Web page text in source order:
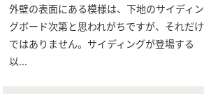
外壁の表面にある模様は、下地のサイディン
グボード次第と思われがちですが、それだけ
ではありません。サイディングが登場する
以...